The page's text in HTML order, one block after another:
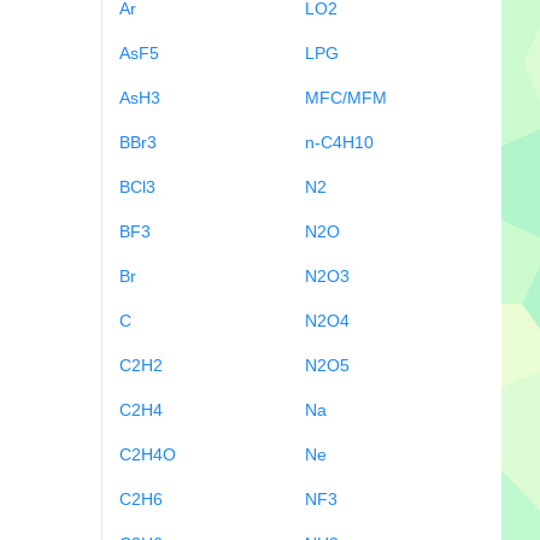
Ar
AsF5
AsH3
BBr3
BCl3
BF3
Br
C
C2H2
C2H4
C2H4O
C2H6
LO2
LPG
MFC/MFM
n-C4H10
N2
N2O
N2O3
N2O4
N2O5
Na
Ne
NF3